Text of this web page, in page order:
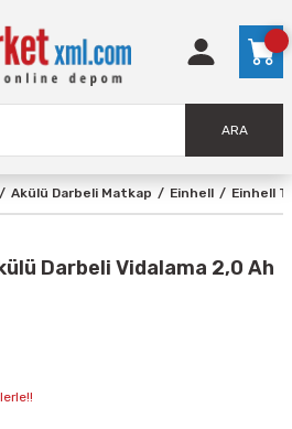
ARA
Akülü Darbeli Matkap Einhell Einhell
Darbeli Vidalama 2,0 Ah